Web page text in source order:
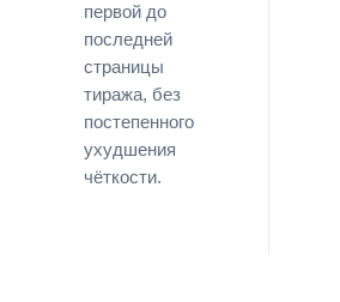
первой до
последней
страницы
тиража, без
постепенного
ухудшения
чёткости.